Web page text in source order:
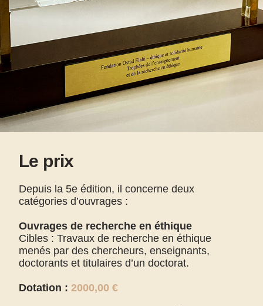
Le prix
Depuis la 5e édition, il concerne deux
catégories d’ouvrages :
Ouvrages de recherche en éthique
Cibles : Travaux de recherche en éthique
menés par des chercheurs, enseignants,
doctorants et titulaires d’un doctorat.
Dotation : 2000,00 €